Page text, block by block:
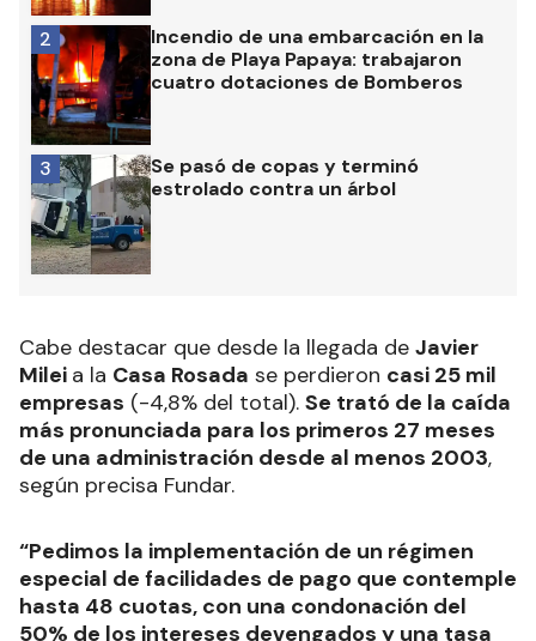
Incendio de una embarcación en la
zona de Playa Papaya: trabajaron
cuatro dotaciones de Bomberos
2
Se pasó de copas y terminó
estrolado contra un árbol
3
Cabe destacar que desde la llegada de Javier
Milei a la Casa Rosada se perdieron casi 25 mil
empresas (-4,8% del total). Se trató de la caída
más pronunciada para los primeros 27 meses
de una administración desde al menos 2003,
según precisa Fundar.
“Pedimos la implementación de un régimen
especial de facilidades de pago que contemple
hasta 48 cuotas, con una condonación del
50% de los intereses devengados y una tasa